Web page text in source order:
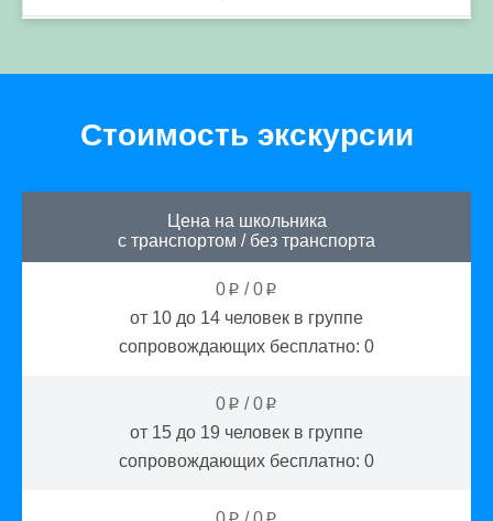
Стоимость экскурсии
Цена на школьника
с транспортом / без транспорта
0 p /0 p
от 10 до 14 человек в группе
сопровождающих бесплатно: 0
0 p /0 p
от 15 до 19 человек в группе
сопровождающих бесплатно: 0
p p